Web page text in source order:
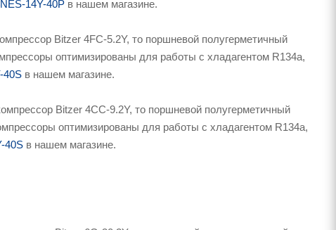
14Y-40P в нашем магазине.
Bitzer 4FC-5.2Y, то поршневой полугерметичный
оптимизированы для работы с хладагентом R134a,
40S в нашем магазине.
Bitzer 4CC-9.2Y, то поршневой полугерметичный
оптимизированы для работы с хладагентом R134a,
40S в нашем магазине.